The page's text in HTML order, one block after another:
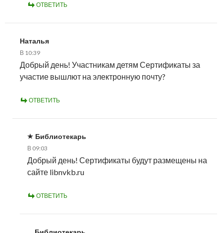
ОТВЕТИТЬ
Наталья
В 10:39
Добрый день! Участникам детям Сертификаты за
участие вышлют на электронную почту?
ОТВЕТИТЬ
Библиотекарь
В 09:03
Добрый день! Сертификаты будут размещены на
сайте libnvkb.ru
ОТВЕТИТЬ